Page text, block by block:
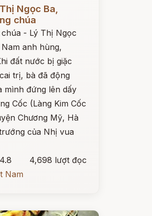
Ngọc Ba,
chúa
- Lý Thị Ngọc
anh hùng,
đất nước bị giặc
trị, bà đã động
mình đứng lên dấy
Cốc (Làng Kim Cốc
Chương Mỹ, Hà
của Nhị vua
4,698 lượt đọc
Nam